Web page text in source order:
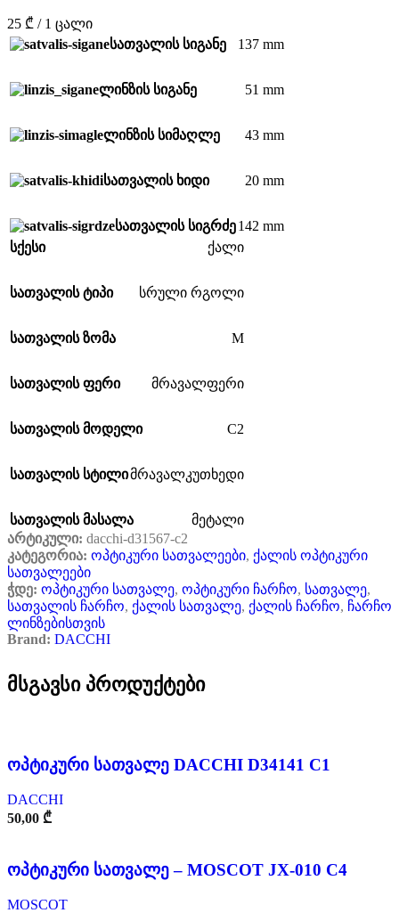
25 ₾ / 1 ცალი
სათვალის სიგანე
137 mm
ლინზის სიგანე 51 mm
ლინზის სიმაღლე 43 mm
სათვალის ხიდი 20 mm
სათვალის სიგრძე142 mm
სქესი
ქალი
სათვალის ტიპი სრული რგოლი
სათვალის ზომა M
სათვალის ფერი მრავალფერი
სათვალის მოდელი C2
სათვალის სტილიმრავალკუთხედი
სათვალის მასალა
მეტალი
არტიკული: dacchi-d31567-c2
კატეგორია: ოპტიკური სათვალეები, ქალის ოპტიკური
სათვალეები
ჭდე: ოპტიკური სათვალე, ოპტიკური ჩარჩო, სათვალე,
სათვალის ჩარჩო, ქალის სათვალე, ქალის ჩარჩო, ჩარჩო
ლინზებისთვის
Brand: DACCHI
მსგავსი პროდუქტები
ოპტიკური სათვალე DACCHI D34141 C1
DACCHI
50,00 ₾
ოპტიკური სათვალე – MOSCOT JX-010 C4
MOSCOT